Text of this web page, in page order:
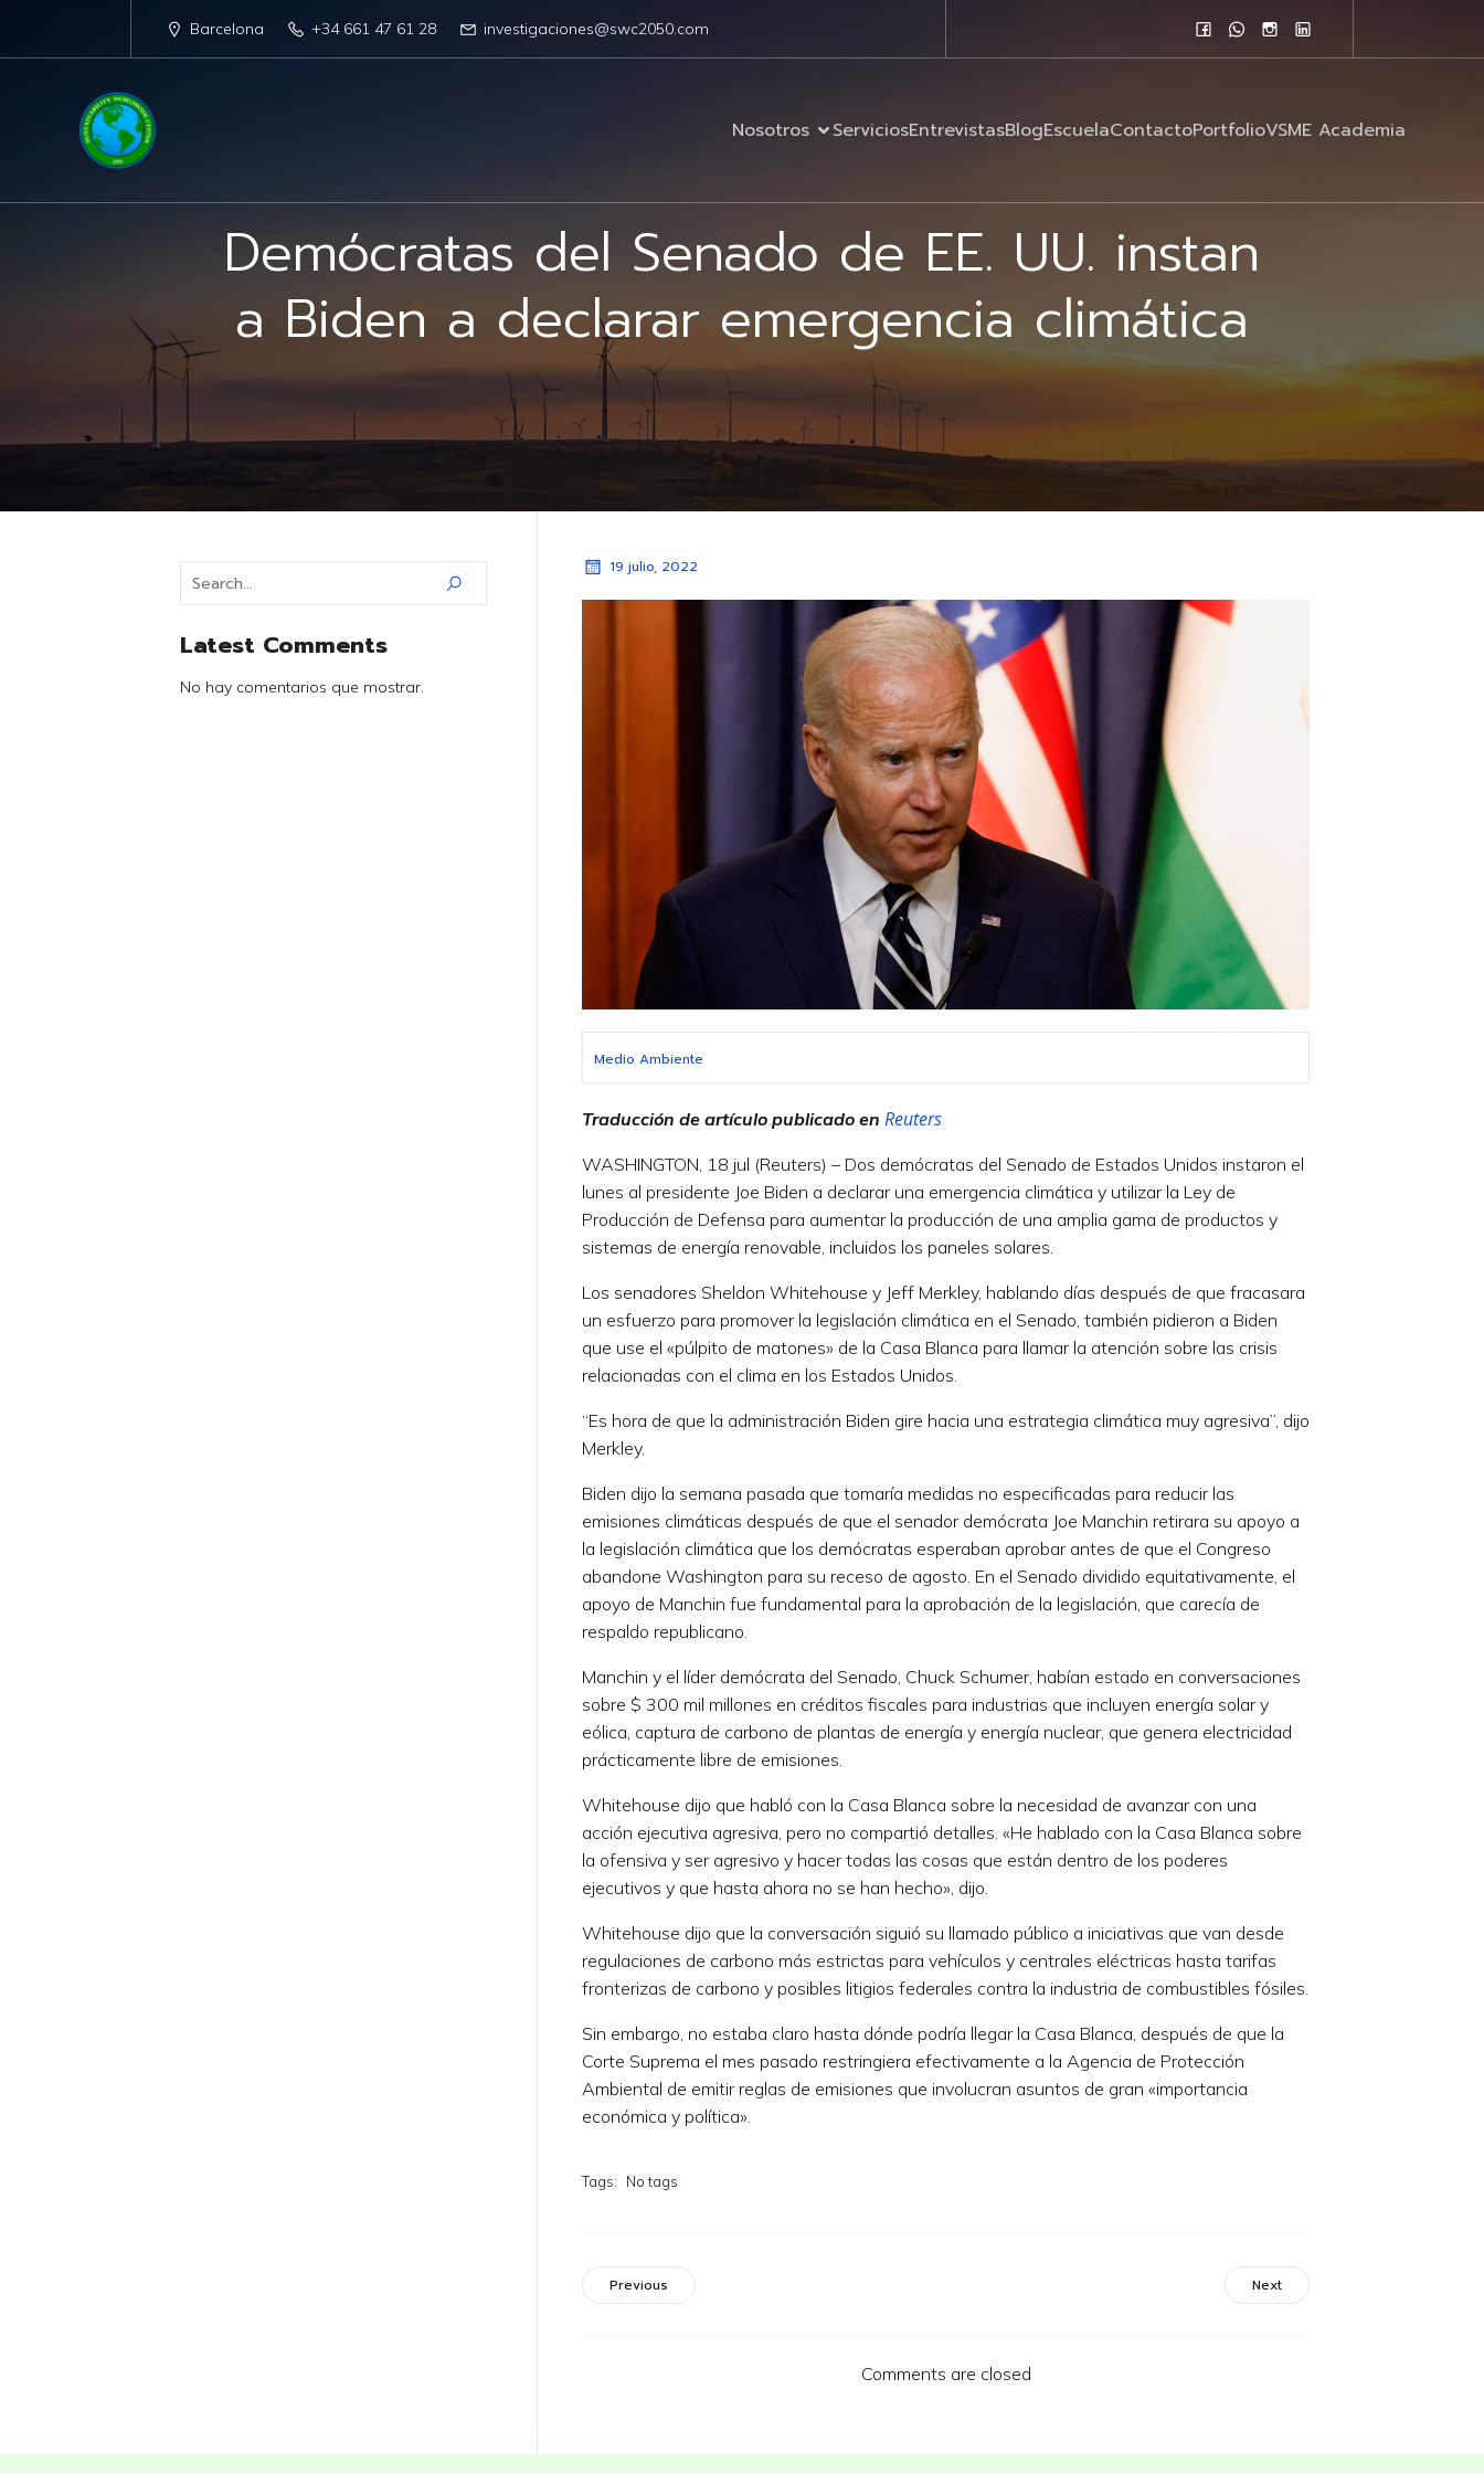
Barcelona +34 661 47 61 28 investigaciones@swc2050.com
Nosotros ServiciosEntrevistasBlogEscuelaContactoPortfolioVSME Academia
Demócratas del Senado de EE. UU. instan
a Biden a declarar emergencia climática
Latest Comments
No hay comentarios que mostrar.
19 julio, 2022
Medio Ambiente
Traducción de artículo publicado en Reuters
WASHINGTON, 18 jul (Reuters) – Dos demócratas del Senado de Estados Unidos instaron el
lunes al presidente Joe Biden a declarar una emergencia climática y utilizar la Ley de
Producción de Defensa para aumentar la producción de una amplia gama de productos y
sistemas de energía renovable, incluidos los paneles solares.
Los senadores Sheldon Whitehouse y Jeff Merkley, hablando días después de que fracasara
un esfuerzo para promover la legislación climática en el Senado, también pidieron a Biden
que use el «púlpito de matones» de la Casa Blanca para llamar la atención sobre las crisis
relacionadas con el clima en los Estados Unidos.
“Es hora de que la administración Biden gire hacia una estrategia climática muy agresiva”, dijo
Merkley.
Biden dijo la semana pasada que tomaría medidas no especificadas para reducir las
emisiones climáticas después de que el senador demócrata Joe Manchin retirara su apoyo a
la legislación climática que los demócratas esperaban aprobar antes de que el Congreso
abandone Washington para su receso de agosto. En el Senado dividido equitativamente, el
apoyo de Manchin fue fundamental para la aprobación de la legislación, que carecía de
respaldo republicano.
Manchin y el líder demócrata del Senado, Chuck Schumer, habían estado en conversaciones
sobre $ 300 mil millones en créditos fiscales para industrias que incluyen energía solar y
eólica, captura de carbono de plantas de energía y energía nuclear, que genera electricidad
prácticamente libre de emisiones.
Whitehouse dijo que habló con la Casa Blanca sobre la necesidad de avanzar con una
acción ejecutiva agresiva, pero no compartió detalles. «He hablado con la Casa Blanca sobre
la ofensiva y ser agresivo y hacer todas las cosas que están dentro de los poderes
ejecutivos y que hasta ahora no se han hecho», dijo.
Whitehouse dijo que la conversación siguió su llamado público a iniciativas que van desde
regulaciones de carbono más estrictas para vehículos y centrales eléctricas hasta tarifas
fronterizas de carbono y posibles litigios federales contra la industria de combustibles fósiles.
Sin embargo, no estaba claro hasta dónde podría llegar la Casa Blanca, después de que la
Corte Suprema el mes pasado restringiera efectivamente a la Agencia de Protección
Ambiental de emitir reglas de emisiones que involucran asuntos de gran «importancia
económica y política».
Tags: No tags
Previous Next
Comments are closed